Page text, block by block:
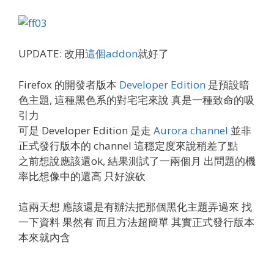
UPDATE: 改用這個addon就好了
Firefox 的開發者版本 Developer Edition 是預設暗
色主題, 這種黑色系的對宅宅來說 真是一種致命的吸
引力
可是 Developer Edition 是走 Aurora channel 並非
正式發行版本的 channel 這穩定度來說稍差了點
之前想說應該還ok, 結果測試了一兩個月 出問題的機
率比想像中的還高 只好淚砍
這兩天想 應該還是有辦法把那個黑化主題弄過來 找
一下資料 果然有 而且方法超簡單 其實正式發行版本
本來就內含